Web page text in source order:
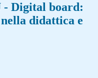
- Digital board:
didattica e